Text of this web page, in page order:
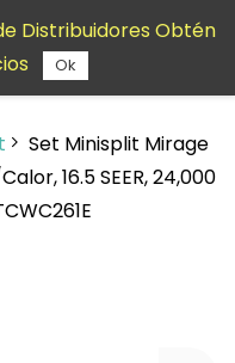
Set Minisplit Mirage
16.5 SEER, 24,000
Distribuidores Obtén
Ok